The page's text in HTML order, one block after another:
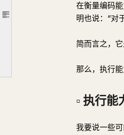
文章大纲
无法实现目标的交付物将以史上最快的速度堆积起来。
▫️ 这就是为什么首要任务不是 LP 或幻灯片
▫️ 从今天开始，就会变成这样
在衡量编码
明也说：“对
简而言之，
那么，执行
▫️ 执行
我要说一些可